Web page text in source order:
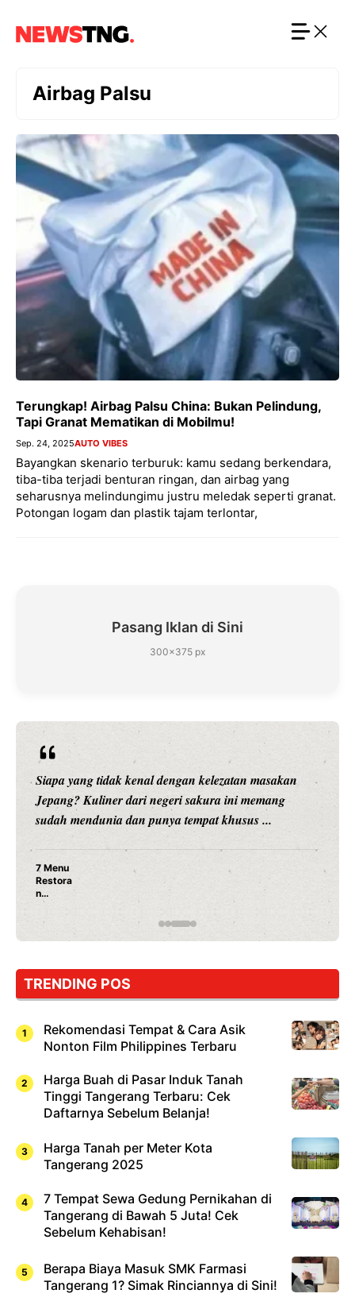
Airbag Palsu
Terungkap! Airbag Palsu China: Bukan Pelindung,
Tapi Granat Mematikan di Mobilmu!
Sep. 24, 2025AUTO VIBES
Bayangkan skenario terburuk: kamu sedang berkendara,
tiba-tiba terjadi benturan ringan, dan airbag yang
seharusnya melindungimu justru meledak seperti granat.
Potongan logam dan plastik tajam terlontar,
Pasang Iklan di Sini
300×375 px
Siapa yang tidak kenal dengan kelezatan masakan
Jepang? Kuliner dari negeri sakura ini memang
sudah mendunia dan punya tempat khusus ...
7 Menu
Restora
n
Jepang
yang
Dicoba,
Cuma
Sushi!
TRENDING POS
Rekomendasi Tempat & Cara Asik
Nonton Film Philippines Terbaru
Harga Buah di Pasar Induk Tanah
Tinggi Tangerang Terbaru: Cek
Daftarnya Sebelum Belanja!
Harga Tanah per Meter Kota
Tangerang 2025
7 Tempat Sewa Gedung Pernikahan di
Tangerang di Bawah 5 Juta! Cek
Sebelum Kehabisan!
Berapa Biaya Masuk SMK Farmasi
Tangerang 1? Simak Rinciannya di Sini!